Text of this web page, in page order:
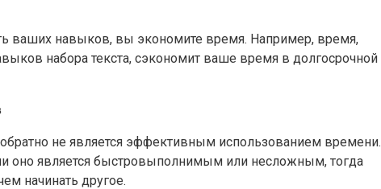
ваших навыков, вы экономите время. Например, время,
набора текста, сэкономит ваше время в долгосрочной
не является эффективным использованием времени.
оно является быстровыполнимым или несложным, тогда
начинать другое.